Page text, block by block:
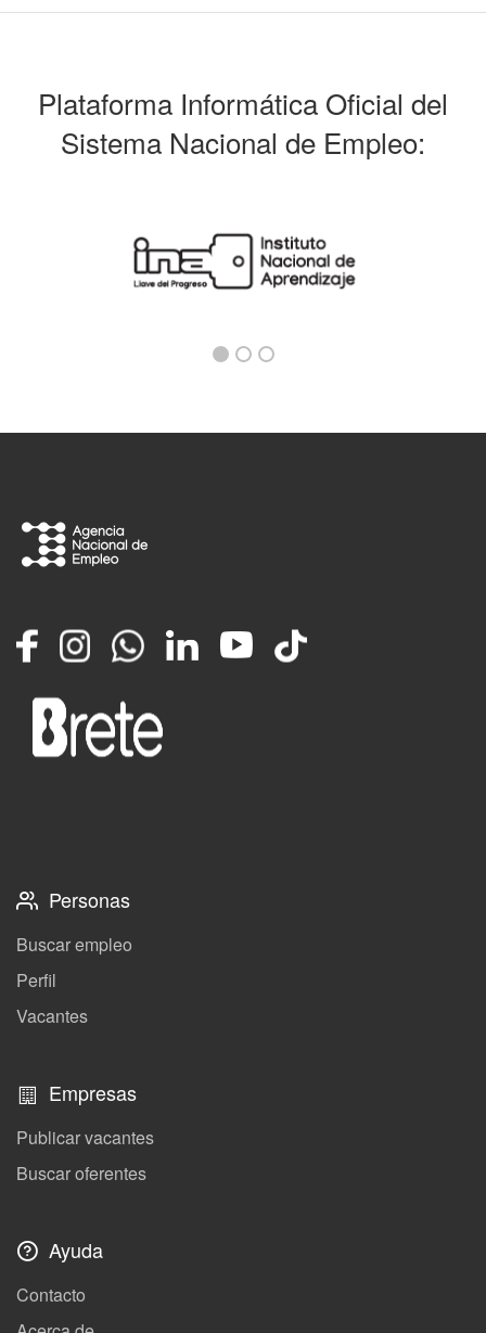
Plataforma Informática Oficial del
Sistema Nacional de Empleo:
FacebookInstagramWhatsappLinkedInYouTube
TikTok
Personas
Buscar empleo
Perfil
Vacantes
Empresas
Publicar vacantes
Buscar oferentes
Ayuda
Contacto